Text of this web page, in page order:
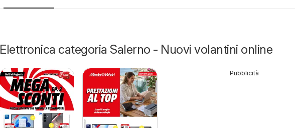
Elettronica categoria Salerno - Nuovi volantini online
Pubblicità